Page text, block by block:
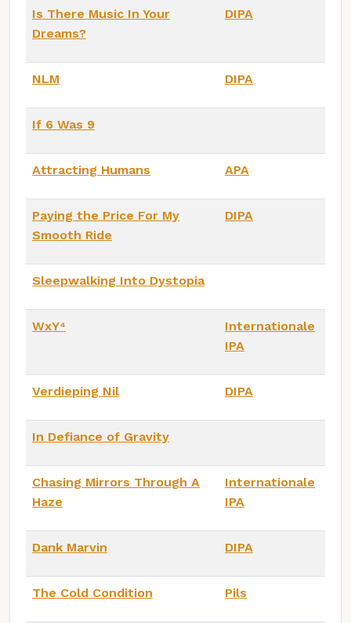
Is There Music In Your
Dreams?
DIPA
NLM DIPA
If 6 Was 9
Attracting Humans APA
Paying the Price For My
Smooth Ride
DIPA
Sleepwalking Into Dystopia
WxY⁴
Internationale
IPA
Verdieping Nil DIPA
In Defiance of Gravity
Chasing Mirrors Through A
Haze
Internationale
IPA
Dank Marvin DIPA
The Cold Condition Pils